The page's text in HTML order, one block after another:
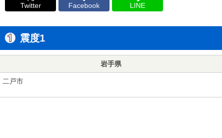
Twitter Facebook LINE
震度1
岩手県
二戸市